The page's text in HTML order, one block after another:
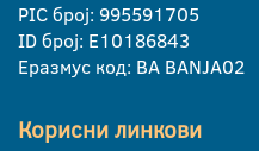
PIC број: 995591705
ID број: E10186843
Еразмус код: BA BANJA02
Корисни линкови